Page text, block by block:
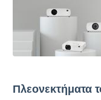
Πλεονεκτήματα